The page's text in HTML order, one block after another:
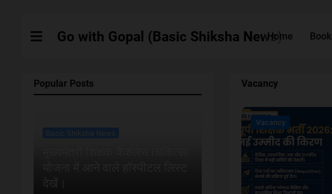
Go with Gopal (Basic Shiksha News)
Home
Popular Posts
Basic Shiksha News
देखें।
Vacancy
Vacancy
Vacancy